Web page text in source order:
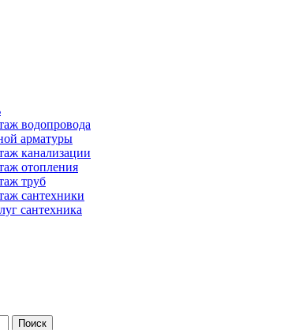
водопровода
арматуры
канализации
отопления
труб
сантехники
сантехника
Поиск